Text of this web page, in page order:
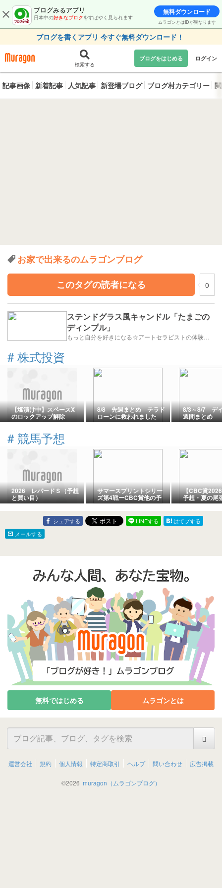
ブログみるアプリ
日本中の好きなブログをすばやく見られます
無料ダウンロード
ムラゴンとはIDが異なります
ブログを書くアプリ 今すぐ無料ダウンロード！
検索する
ブログをはじめる ログイン
記事画像 新着記事 人気記事 新登場ブログ ブログ村カテゴリー
お家で出来るのムラゴンブログ
このタグの読者になる
0
ステンドグラス風キャンドル「たまごの
ディンプル」
# 株式投資
【塩漬け中】スペースX
のロックアップ解除
8/8 先週まとめ テラド
ローンに救われました
8/3～8/7 デ
週間まとめ
# 競馬予想
2026 レパードＳ（予想
と買い目）
サマースプリントシリー
ズ第4戦ーCBC賞他の予
想
【CBC賞
予想・夏の尾
ト戦を制する
目発表
シェアする LINEする
はてブする
メールする
無料ではじめる ムラゴンとは
運営会社 規約 個人情報 特定商取引 ヘルプ 問い合わせ 広告掲載
©2026 muragon（ムラゴンブログ）